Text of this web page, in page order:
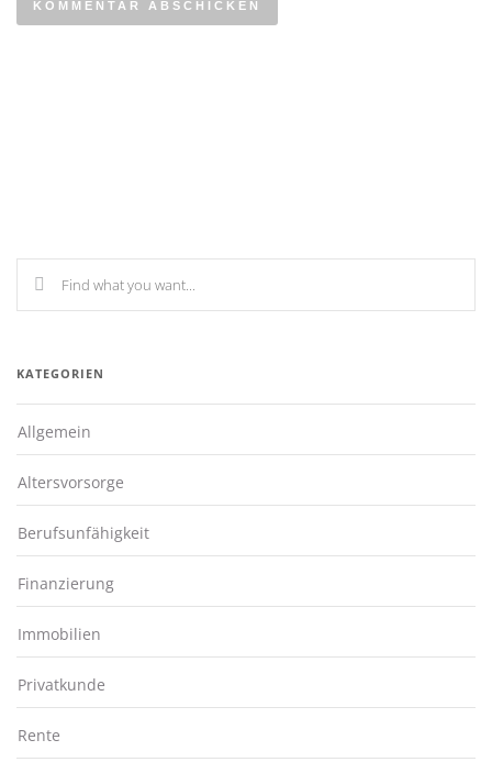
KATEGORIEN
Allgemein
Altersvorsorge
Berufsunfähigkeit
Finanzierung
Immobilien
Privatkunde
Rente